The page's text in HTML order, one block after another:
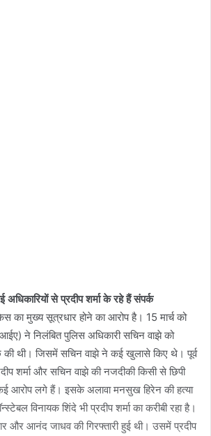
से प्रदीप शर्मा के रहे हैं संपर्क
का मुख्य सूत्रधार होने का आरोप है। 15 मार्च को
ने निलंबित पुलिस अधिकारी सचिन वाझे को
की थी। जिसमें सचिन वाझे ने कई खुलासे किए थे। पूर्व
शर्मा और सचिन वाझे की नजदीकी किसी से छिपी
कई आरोप लगे हैं। इसके अलावा मनसुख हिरेन की हत्या
विनायक शिंदे भी प्रदीप शर्मा का करीबी रहा है।
और आनंद जाधव की गिरफ्तारी हुई थी। उसमें प्रदीप